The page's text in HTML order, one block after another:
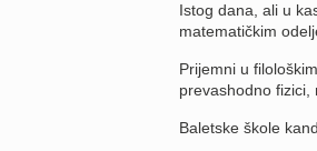
Istog dana, ali u
matematičkim
Prijemni u
prevashodno fizici,
Baletske škole